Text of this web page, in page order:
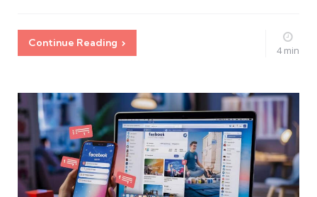
Continue Reading
4 min